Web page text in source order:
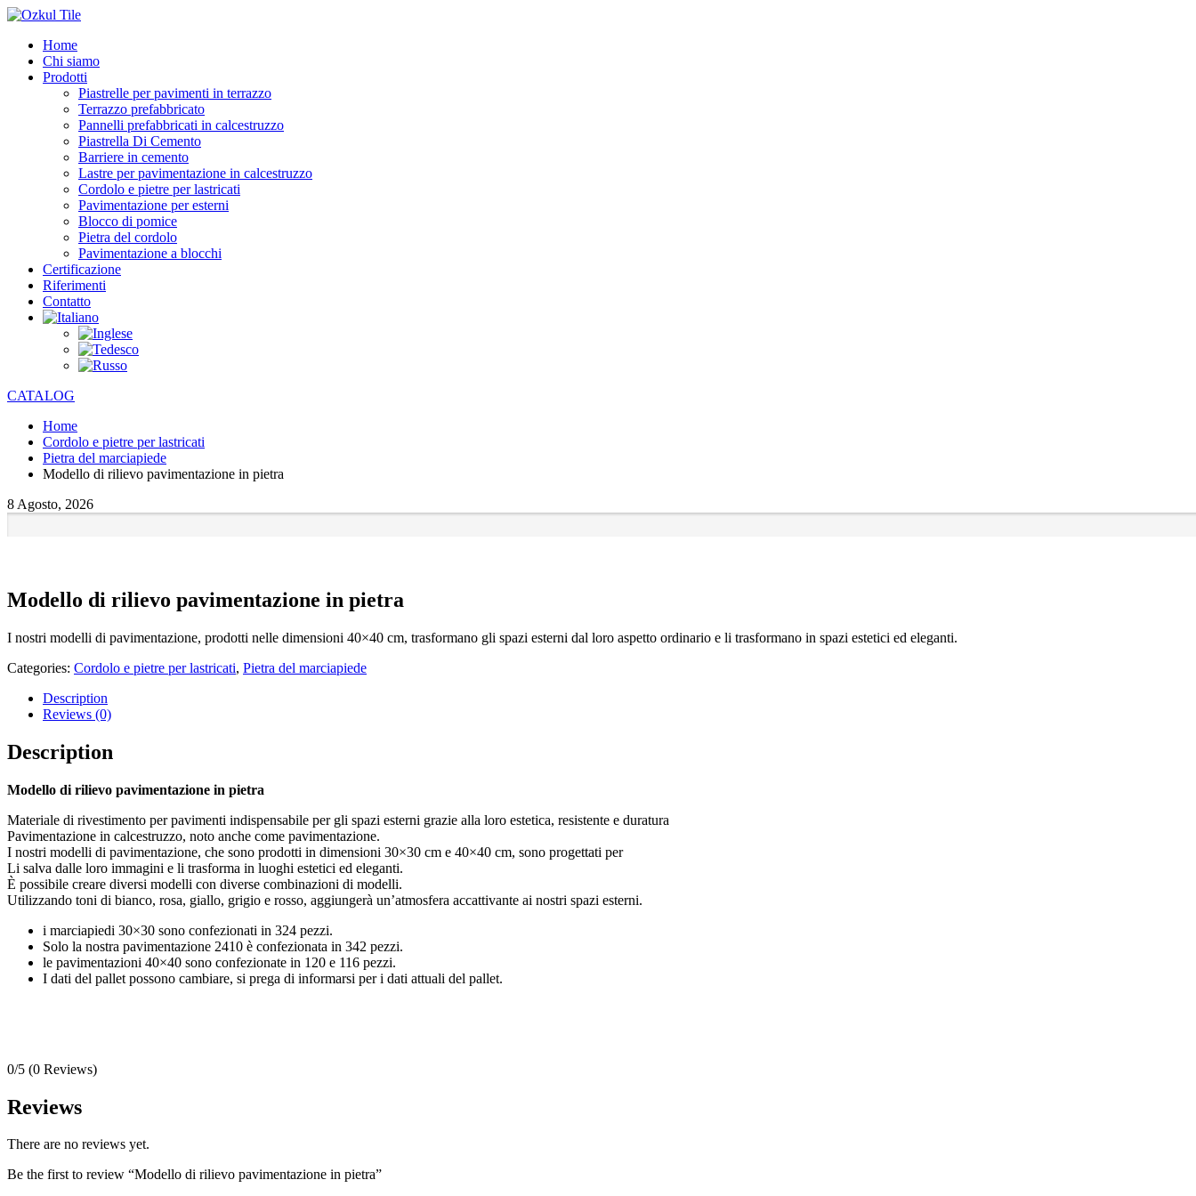
Home
Chi siamo
Prodotti
Piastrelle per pavimenti in terrazzo
Terrazzo prefabbricato
Pannelli prefabbricati in calcestruzzo
Piastrella Di Cemento
Barriere in cemento
Lastre per pavimentazione in calcestruzzo
Cordolo e pietre per lastricati
Pavimentazione per esterni
Blocco di pomice
Pietra del cordolo
Pavimentazione a blocchi
Certificazione
Riferimenti
Contatto
CATALOG
Home
Cordolo e pietre per lastricati
Pietra del marciapiede
Modello di rilievo pavimentazione in pietra
8 Agosto, 2026
Modello di rilievo pavimentazione in pietra
I nostri modelli di pavimentazione, prodotti nelle dimensioni 40×40 cm, trasformano gli spazi esterni dal loro aspetto ordinario e li trasformano in spazi estetici ed eleganti.
Categories: Cordolo e pietre per lastricati, Pietra del marciapiede
Description
Reviews (0)
Description
Modello di rilievo pavimentazione in pietra
Materiale di rivestimento per pavimenti indispensabile per gli spazi esterni grazie alla loro estetica, resistente e duratura
Pavimentazione in calcestruzzo, noto anche come pavimentazione.
I nostri modelli di pavimentazione, che sono prodotti in dimensioni 30×30 cm e 40×40 cm, sono progettati per
Li salva dalle loro immagini e li trasforma in luoghi estetici ed eleganti.
È possibile creare diversi modelli con diverse combinazioni di modelli.
Utilizzando toni di bianco, rosa, giallo, grigio e rosso, aggiungerà un’atmosfera accattivante ai nostri spazi esterni.
i marciapiedi 30×30 sono confezionati in 324 pezzi.
Solo la nostra pavimentazione 2410 è confezionata in 342 pezzi.
le pavimentazioni 40×40 sono confezionate in 120 e 116 pezzi.
I dati del pallet possono cambiare, si prega di informarsi per i dati attuali del pallet.
0/5 (0 Reviews)
Reviews
There are no reviews yet.
Be the first to review “Modello di rilievo pavimentazione in pietra”